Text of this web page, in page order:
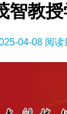
智教
04-08 阅读